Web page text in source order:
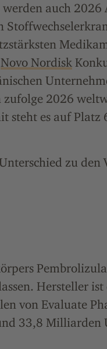
auch 2026
Novo Nordisk
zufolge 2026
steht es auf Platz
zu den
Hersteller ist
von Evaluate
33,8 Milliarden